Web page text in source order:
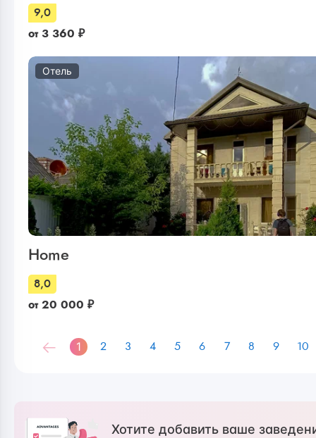
9,0
от 3 360 ₽
Отель
Home
8,0
от 20 000 ₽
1 2 3 4 5 6 7 8 9 10
Хотите добавить ваше